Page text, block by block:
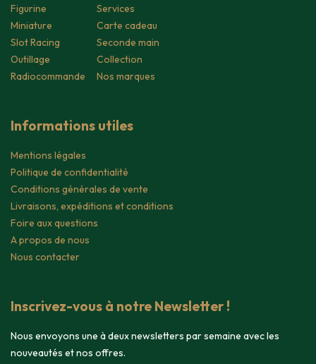
Figurine
Miniature
Slot Racing
Outillage
Radiocommande
Services
Carte cadeau
Seconde main
Collection
Nos marques
Informations utiles
Mentions légales
Politique de confidentialité
Conditions générales de vente
Livraisons, expéditions et conditions
Foire aux questions
A propos de nous
Nous contacter
Inscrivez-vous à notre Newsletter !
Nous envoyons une à deux newsletters par semaine avec les
nouveautés et nos offres.